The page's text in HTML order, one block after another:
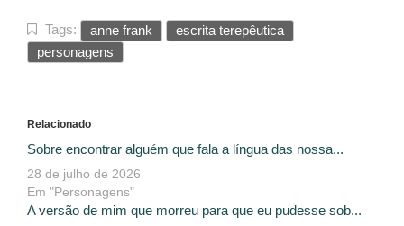
Tags: anne frank
escrita terepêutica
personagens
Relacionado
Sobre encontrar alguém que fala a língua das nossa...
28 de julho de 2026
Em "Personagens"
A versão de mim que morreu para que eu pudesse sob...